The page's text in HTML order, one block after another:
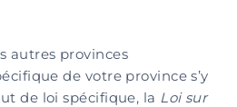
autres provinces
de votre province s’y
de loi spécifique, la Loi sur